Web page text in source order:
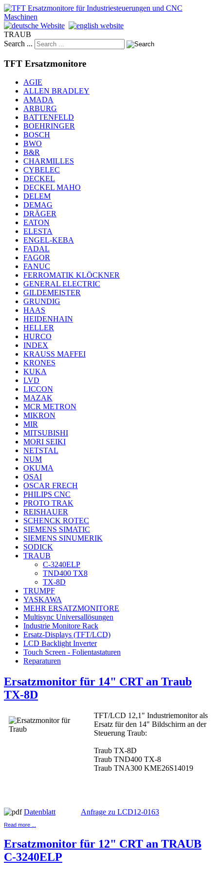
TRAUB
Search ...
TFT Ersatzmonitore
AGIE
ALLEN BRADLEY
AMADA
ARBURG
BATTENFELD
BOEHRINGER
BOSCH
BWO
B&R
CHARMILLES
CYBELEC
DECKEL
DECKEL MAHO
DELEM
DEMAG
DRÄGER
EATON
ELESTA
ENGEL-KEBA
FADAL
FAGOR
FANUC
FERROMATIK KLÖCKNER
GENERAL ELECTRIC
GILDEMEISTER
GRUNDIG
HAAS
HEIDENHAIN
HELLER
HURCO
INDEX
KRAUSS MAFFEI
KRONES
KUKA
LVD
LICCON
MAZAK
MCR METRON
MIKRON
MIR
MITSUBISHI
MORI SEIKI
NETSTAL
NUM
OKUMA
OSAI
OSCAR FRECH
PHILIPS CNC
PROTO TRAK
REISHAUER
SCHENCK ROTEC
SIEMENS SIMATIC
SIEMENS SINUMERIK
SODICK
TRAUB
C-3240ELP
TND400 TX8
TX-8D
TRUMPF
YASKAWA
MEHR ERSATZMONITORE
Multisync Universallösungen
Industrie Monitore Rack
Ersatz-Displays (TFT/LCD)
LCD Backlight Inverter
Touch Screen - Folientastaturen
Reparaturen
Ersatzmonitor für 14" CRT an Traub
TX-8D
TFT/LCD 12,1" Industriemonitor als
Ersatz für den 14" Bildschirm an der
Steuerung Traub:
Traub TX-8D
Traub TND400 TX-8
Traub TNA300 KME26S14019
Datenblatt Anfrage zu LCD12-0163
Read more ...
Ersatzmonitor für 12" CRT an TRAUB
C-3240ELP